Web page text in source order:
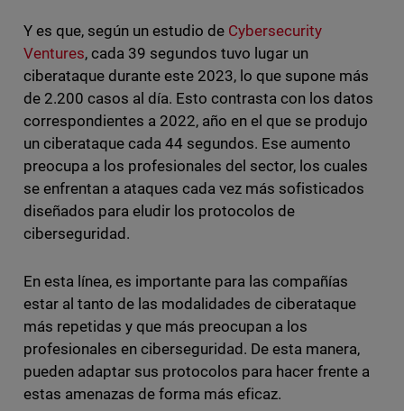
Y es que, según un estudio de Cybersecurity
Ventures, cada 39 segundos tuvo lugar un
ciberataque durante este 2023, lo que supone más
de 2.200 casos al día. Esto contrasta con los datos
correspondientes a 2022, año en el que se produjo
un ciberataque cada 44 segundos. Ese aumento
preocupa a los profesionales del sector, los cuales
se enfrentan a ataques cada vez más sofisticados
diseñados para eludir los protocolos de
ciberseguridad.
En esta línea, es importante para las compañías
estar al tanto de las modalidades de ciberataque
más repetidas y que más preocupan a los
profesionales en ciberseguridad. De esta manera,
pueden adaptar sus protocolos para hacer frente a
estas amenazas de forma más eficaz.